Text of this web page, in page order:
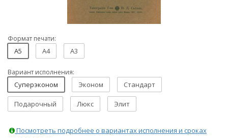
Формат печати:
A5 A4 A3
Вариант исполнения:
Суперэконом Эконом Стандарт
Подарочный Люкс Элит
Посмотреть подробнее о вариантах исполнения и сроках